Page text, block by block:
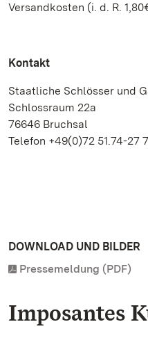
Versandkosten (i. d. R.
Kontakt
Staatliche Schlösser und
Schlossraum 22a
76646 Bruchsal
Telefon +49(0)72 51.74-27
DOWNLOAD UND BILDER
Pressemeldung (PDF)
Imposantes